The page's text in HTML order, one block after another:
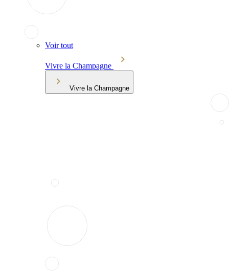
Voir tout
Vivre la Champagne
Vivre la Champagne